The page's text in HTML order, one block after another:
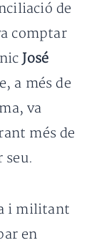
de
comptar
José
a més de
va
més de
seu.
i militant
en